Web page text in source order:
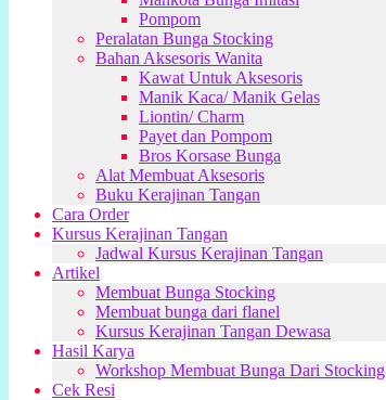
Pompom
Peralatan Bunga Stocking
Bahan Aksesoris Wanita
Kawat Untuk Aksesoris
Manik Kaca/ Manik Gelas
Liontin/ Charm
Payet dan Pompom
Bros Korsase Bunga
Alat Membuat Aksesoris
Buku Kerajinan Tangan
Cara Order
Kursus Kerajinan Tangan
Jadwal Kursus Kerajinan Tangan
Artikel
Membuat Bunga Stocking
Membuat bunga dari flanel
Kursus Kerajinan Tangan Dewasa
Hasil Karya
Workshop Membuat Bunga Dari Stocking
Cek Resi